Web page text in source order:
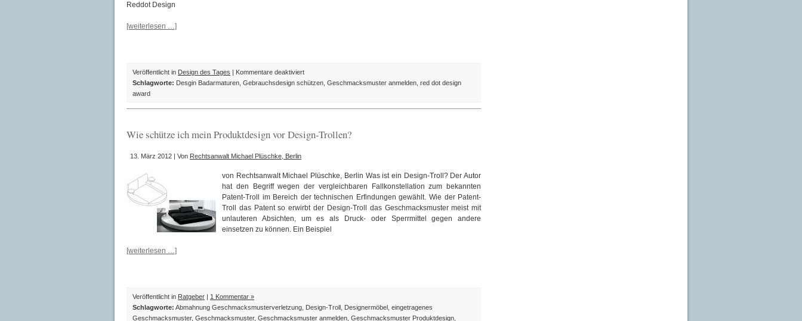
Reddot Design
[weiterlesen …]
Veröffentlicht in Design des Tages Kommentare deaktiviertfür
Design
Masowien
Schlagworte: Desgin Badarmaturen, Gebrauchsdesign schützen, Geschmacksmuster anmelden, red dot design
award
Wie schütze ich mein Produktdesign vor Design-Trollen?
13. März 2012 | Von Rechtsanwalt Michael Plüschke, Berlin
von Rechtsanwalt Michael Plüschke, Berlin Was ist ein Design-Troll? Der Autor
hat den Begriff wegen der vergleichbaren Fallkonstellation zum bekannten
Patent-Troll im Bereich der technischen Erfindungen gewählt. Wie der Patent-
Troll das Patent so erwirbt der Design-Troll das Geschmacksmuster meist mit
unlauteren Absichten, um es als Druck- oder Sperrmittel gegen andere
einsetzen zu können. Ein Beispiel
[weiterlesen …]
Veröffentlicht in Ratgeber
1 Kommentar »
Schlagworte: Abmahnung Geschmacksmusterverletzung, Design-Troll , Designermöbel , eingetragenes
Geschmacksmuster, Geschmacksmuster, Geschmacksmuster anmelden, Geschmacksmuster Produktdesign,